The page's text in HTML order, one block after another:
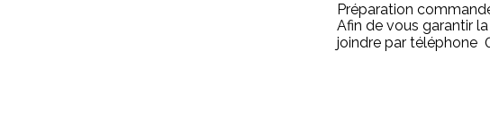
Préparation
Afin de vous garantir
joindre par téléphone